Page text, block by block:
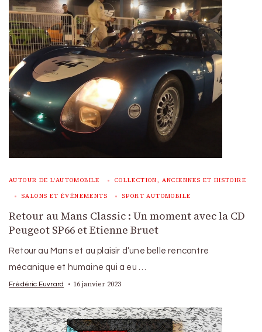
AUTOUR DE L'AUTOMOBILE COLLECTION, ANCIENNES ET HISTOIRE
SALONS ET ÉVÉNEMENTS SPORT AUTOMOBILE
Retour au Mans Classic : Un moment avec la CD
Peugeot SP66 et Etienne Bruet
Retour au Mans et au plaisir d’une belle rencontre
mécanique et humaine qui a eu …
Frédéric Euvrard 16 janvier 2023